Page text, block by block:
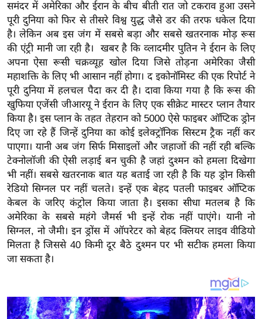
शे
ष
ज्ञ
रा
य
ब
ज
ट
खे
ल
क्रि
के
ट
I
P
L
2
6
समंदर में अमेरिका और ईरान के बीच बीती रात जो टकराव हुआ उसने
पूरी दुनिया को फिर से तीसरे विश्व युद्ध जैसे डर की तरफ धकेल दिया
है। लेकिन अब इस जंग में सबसे बड़ा और सबसे खतरनाक मोड़ रूस
की एंट्री मानी जा रही है। खबर है कि व्लादमीर पुतिन ने ईरान के लिए
अपना ऐसा रूसी चक्रव्यूह खोल दिया जिसे तोड़ना अमेरिका जैसी
महाशक्ति के लिए भी आसान नहीं होगा। द इकोनॉमिस्ट की एक रिपोर्ट ने
पूरी दुनिया में हलचल पैदा कर दी है। दावा किया गया है कि रूस की
खुफिया एजेंसी जीआरयू ने ईरान के लिए एक सीक्रेट मास्टर प्लान तैयार
किया है। इस प्लान के तहत तेहरान को 5000 ऐसे फाइबर ऑप्टिक ड्रोन
दिए जा रहे हैं जिन्हें दुनिया का कोई इलेक्ट्रॉनिक सिस्टम ट्रैक नहीं कर
पाएगा। यानी अब जंग सिर्फ मिसाइलों और जहाजों की नहीं रही बल्कि
टेक्नोलॉजी की ऐसी लड़ाई बन चुकी है जहां दुश्मन को हमला दिखेगा
भी नहीं। सबसे खतरनाक बात यह बताई जा रही है कि यह ड्रोन किसी
रेडियो सिग्नल पर नहीं चलते। इन्हें एक बेहद पतली फाइबर ऑप्टिक
केबल के जरिए कंट्रोल किया जाता है। इसका सीधा मतलब है कि
अमेरिका के सबसे महंगे जैमर्स भी इन्हें रोक नहीं पाएंगे। यानी नो
सिग्नल, नो जैमी। इन ड्रोंस में ऑपरेटर को बेहद क्लियर लाइव वीडियो
मिलता है जिससे 40 किमी दूर बैठे दुश्मन पर भी सटीक हमला किया
जा सकता है।